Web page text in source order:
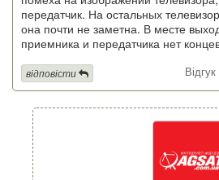
передатчик. На остальных
она почти не заметна. В месте
приемника и передатчика нет
відповісти